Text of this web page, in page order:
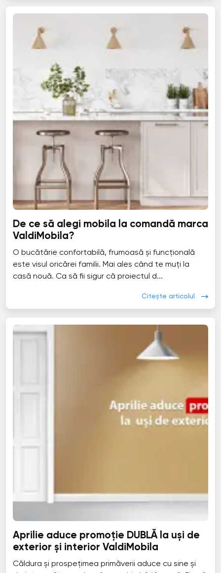
De ce să alegi mobila la comandă marca
ValdiMobila?
O bucătărie confortabilă, frumoasă și funcțională
este visul oricărei familii. Mai ales când te muți la
casă nouă. Ca să fii sigur că proiectul d...
Citește articolul
Aprilie aduce promoție DUBLĂ la uși de
exterior și interior ValdiMobila
Căldura și prospețimea primăverii aduce cu sine și